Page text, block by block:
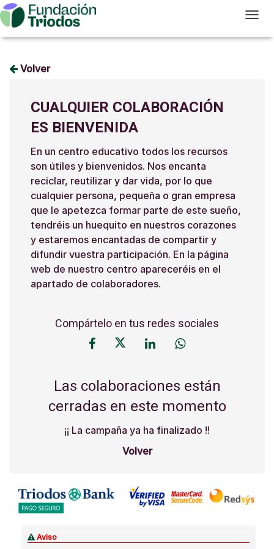
T
Volver
CUALQUIER COLABORACIÓN
ES BIENVENIDA
En un centro educativo todos los recursos
son útiles y bienvenidos. Nos encanta
reciclar, reutilizar y dar vida, por lo que
cualquier persona, pequeña o gran empresa
que le apetezca formar parte de este sueño,
tendréis un huequito en nuestros corazones
y estaremos encantadas de compartir y
difundir vuestra participación. En la página
web de nuestro centro apareceréis en el
apartado de colaboradores.
Compártelo en tus redes sociales
Las colaboraciones están
cerradas en este momento
¡¡ La campaña ya ha finalizado !!
Volver
Aviso